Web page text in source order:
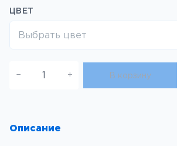
ЦВЕТ
Выбрать цвет
ч
− + В корзину
Описание